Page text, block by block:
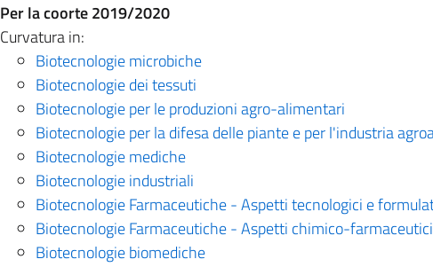
Per la coorte 2019/2020
Curvatura in:
Biotecnologie microbiche
Biotecnologie dei tessuti
Biotecnologie per le produzioni agro-alimentari
Biotecnologie per la difesa delle piante e per l'industria
Biotecnologie mediche
Biotecnologie industriali
Biotecnologie Farmaceutiche - Aspetti tecnologici e
Biotecnologie Farmaceutiche - Aspetti chimico-farmaceutici
Biotecnologie biomediche